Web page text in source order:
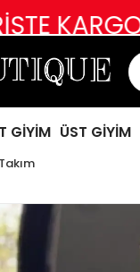
ÜCRETSİZ
GİYİM ÜST GİYİM
Takım